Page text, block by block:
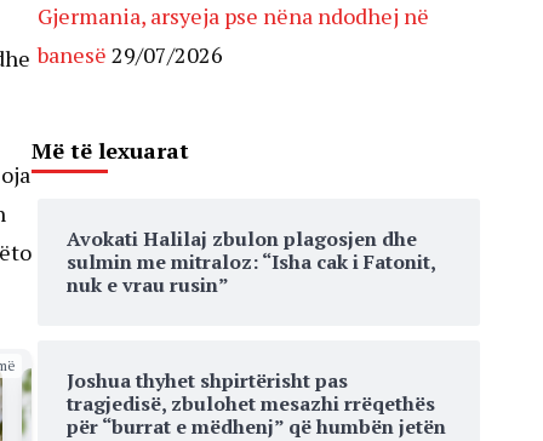
Gjermania, arsyeja pse nëna ndodhej në
banesë 29/07/2026
Më të lexuarat
Avokati Halilaj zbulon plagosjen dhe
sulmin me mitraloz: “Isha cak i Fatonit,
nuk e vrau rusin”
Joshua thyhet shpirtërisht pas
tragjedisë, zbulohet mesazhi rrëqethës
për “burrat e mëdhenj” që humbën jetën